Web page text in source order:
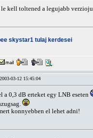
le kell toltened a legujabb
skystar1 tulaj kerdesei
03-12 15:45:04
a 0,3 dB erteket egy LNB eseten
konnyebben el lehet adni!